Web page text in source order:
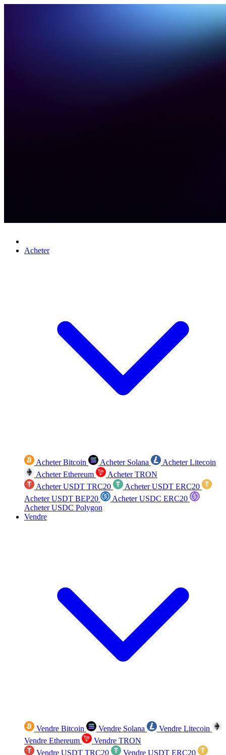
Acheter
Acheter Bitcoin Acheter Solana
Acheter Litecoin
Acheter Ethereum
Acheter TRON
Acheter USDT TRC20
Acheter USDT ERC20
Acheter USDT BEP20
Acheter USDC ERC20
Acheter USDC Polygon
Vendre
Vendre Bitcoin Vendre Solana
Vendre Litecoin
Vendre Ethereum
Vendre TRON
Vendre USDT TRC20
Vendre USDT ERC20